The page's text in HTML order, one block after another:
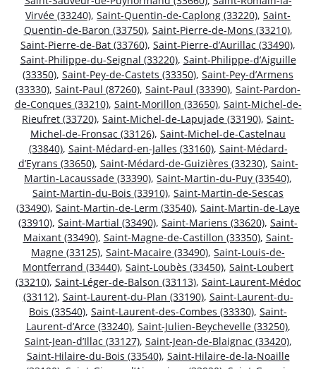
Virvée (33240), Saint-Quentin-de-Caplong (33220), Saint-
Quentin-de-Baron (33750), Saint-Pierre-de-Mons (33210),
Saint-Pierre-de-Bat (33760), Saint-Pierre-d’Aurillac (33490),
Saint-Philippe-du-Seignal (33220), Saint-Philippe-d’Aiguille
(33350), Saint-Pey-de-Castets (33350), Saint-Pey-d’Armens
(33330), Saint-Paul (87260), Saint-Paul (33390), Saint-Pardon-
de-Conques (33210), Saint-Morillon (33650), Saint-Michel-de-
Rieufret (33720), Saint-Michel-de-Lapujade (33190), Saint-
Michel-de-Fronsac (33126), Saint-Michel-de-Castelnau
(33840), Saint-Médard-en-Jalles (33160), Saint-Médard-
d’Eyrans (33650), Saint-Médard-de-Guizières (33230), Saint-
Martin-Lacaussade (33390), Saint-Martin-du-Puy (33540),
Saint-Martin-du-Bois (33910), Saint-Martin-de-Sescas
(33490), Saint-Martin-de-Lerm (33540), Saint-Martin-de-Laye
(33910), Saint-Martial (33490), Saint-Mariens (33620), Saint-
Maixant (33490), Saint-Magne-de-Castillon (33350), Saint-
Magne (33125), Saint-Macaire (33490), Saint-Louis-de-
Montferrand (33440), Saint-Loubès (33450), Saint-Loubert
(33210), Saint-Léger-de-Balson (33113), Saint-Laurent-Médoc
(33112), Saint-Laurent-du-Plan (33190), Saint-Laurent-du-
Bois (33540), Saint-Laurent-des-Combes (33330), Saint-
Laurent-d’Arce (33240), Saint-Julien-Beychevelle (33250),
Saint-Jean-d’Illac (33127), Saint-Jean-de-Blaignac (33420),
Saint-Hilaire-du-Bois (33540), Saint-Hilaire-de-la-Noaille